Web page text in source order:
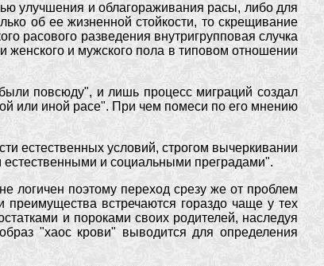
улучшения и облагораживания расы, либо для
об ее жизненной стойкости, то скрещивание
расового разведения внутригрупповая случка
женского и мужского пола в типовом отношении
повсюду", и лишь процесс миграций создал
или иной расе". При чем помеси по его мнению
естественных условий, строгом вычеркивании
и социальными преградами".
логичен поэтому переход срезу же от проблем
преимущества встречаются гораздо чаще у тех
и пороками своих родителей, наследуя
"хаос крови" выводится для определения